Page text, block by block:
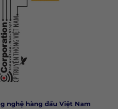
nghệ hàng đầu Việt Nam